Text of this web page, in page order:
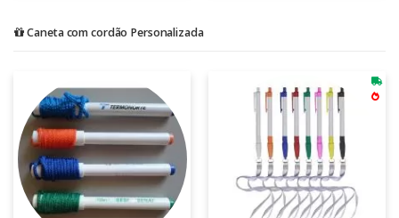
Caneta com cordão Personalizada